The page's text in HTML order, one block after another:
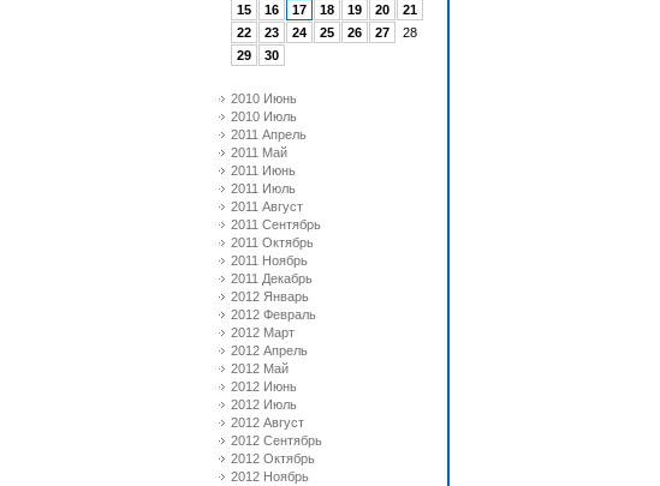
15
16 17 18 19 20
21
22
23 24 25 26 27
28
29
30
2010 Июнь
2010 Июль
2011 Апрель
2011 Май
2011 Июнь
2011 Июль
2011 Август
2011 Сентябрь
2011 Октябрь
2011 Ноябрь
2011 Декабрь
2012 Январь
2012 Февраль
2012 Март
2012 Апрель
2012 Май
2012 Июнь
2012 Июль
2012 Август
2012 Сентябрь
2012 Октябрь
2012 Ноябрь